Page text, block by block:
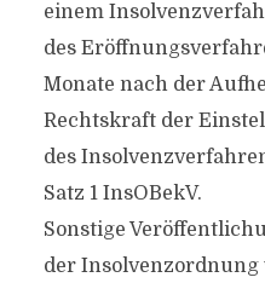
einem
des
Monate nach der
Rechtskraft der
des
Satz 1 InsOBekV.
Sonstige
der Insolvenzordnung